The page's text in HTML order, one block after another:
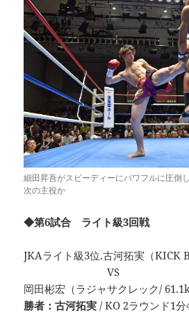
細田昇吾がスピーディーにパワフルに圧倒
次の主役か
◆第6試合 ライト級3回戦
JKAライト級3位.古河拓実（KICK
VS
岡田彬宏（ラジャサクレック/
勝者：古河拓実 / KO 2ラウンド1分